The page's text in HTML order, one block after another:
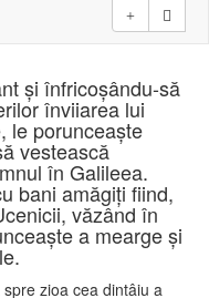
şi înfricoşându-să
înviiarea lui
le porunceaşte
vestească
în Galileea.
bani amăgiţi fiind,
văzând în
a mearge şi
zioa cea dintâiu a